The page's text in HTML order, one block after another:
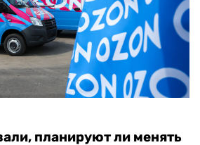
планируют ли менять